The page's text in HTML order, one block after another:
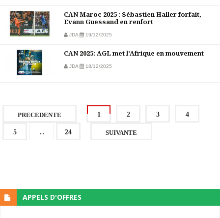
CAN Maroc 2025 : Sébastien Haller forfait,
Evann Guessand en renfort
JDA 19/12/2025
CAN 2025: AGL met l’Afrique en mouvement
JDA 18/12/2025
PRECEDENTE 1 2 3 4
5 ... 24 SUIVANTE
APPELS D'OFFRES